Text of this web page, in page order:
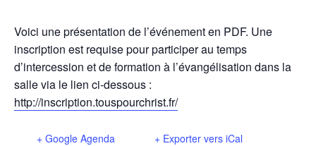
Voici une présentation de l’événement en PDF. Une
inscription est requise pour participer au temps
d’intercession et de formation à l’évangélisation dans la
salle via le lien ci-dessous :
http://inscription.touspourchrist.fr/
+ Google Agenda + Exporter vers iCal